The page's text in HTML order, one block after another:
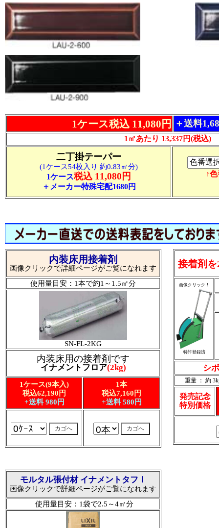
1ケース税込 11,080円 ＋送料
1㎡あたり 13,337円(税込)
二丁掛テーパー
(1ケース54枚入り 約0.83㎡分)
1ケース税込 11,080円
＋メーカー特殊宅配1680円
↑
モルタル張付材 イナメントタフⅠ
画像クリックで詳細ページがご覧になれます
使用量目安：1袋で2.5～4㎡分
接着剤
画像クリック！
特許登録済
シ
重量 ： 約
発売記念
特別価格
内装床用接着剤
画像クリックで詳細ページがご覧になれます
使用量目安：1本で約1～1.5㎡分
SN-FL-2KG
内装床用の接着剤です
イナメントフロア(2kg)
1ケース(9本入)
税込62,190円
+送料 980円
1本
税込7,160円
+送料 580円